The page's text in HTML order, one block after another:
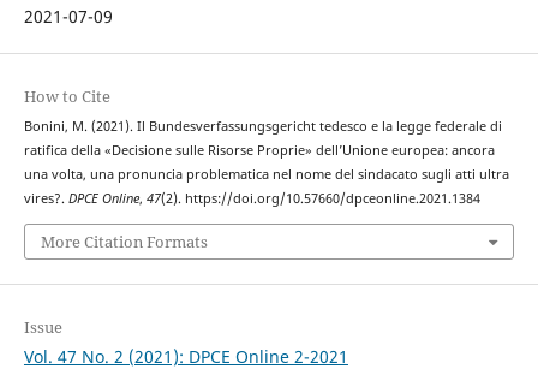
2021-07-09
How to Cite
Bonini, M. (2021). Il Bundesverfassungsgericht tedesco e la legge federale di
ratifica della «Decisione sulle Risorse Proprie» dell’Unione europea: ancora
una volta, una pronuncia problematica nel nome del sindacato sugli atti ultra
vires?. DPCE Online, 47(2). https://doi.org/10.57660/dpceonline.2021.1384
More Citation Formats
Issue
Vol. 47 No. 2 (2021): DPCE Online 2-2021